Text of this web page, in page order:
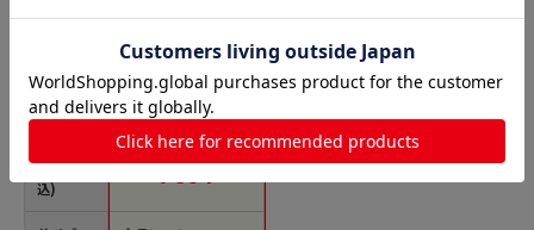
商品名
価格(税
込)
アルミアイスクリー
ムスプーン ブラック
1袋（ご注文単位1
袋）【直送品】
￥594